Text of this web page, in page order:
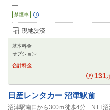
禁煙車
追加可能オプション
カーナビ
現地決済
基本料金
オプション
合計料金
131
日産レンタカー 沼津駅前
沼津駅南口から300ｍ徒歩4分 NTT沼